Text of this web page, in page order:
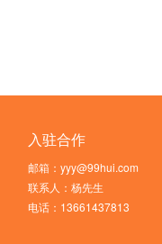
入驻合作
邮箱：yyy@99hui.com
联系人：杨先生
电话：13661437813